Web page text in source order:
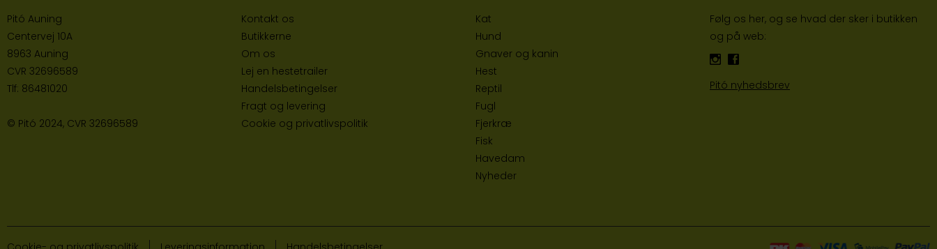
Pitó Auning
Centervej 10A
8963 Auning
CVR 32696589
Tlf: 86481020
© Pitó 2024, CVR 32696589
Kontakt os
Butikkerne
Om os
Lej en hestetrailer
Handelsbetingelser
Fragt og levering
Cookie og privatlivspolitik
Kat
Hund
Gnaver og kanin
Hest
Reptil
Fugl
Fjerkræ
Fisk
Havedam
Nyheder
Følg os her, og se hvad der sker i butikken
og på web:
Pitó nyhedsbrev